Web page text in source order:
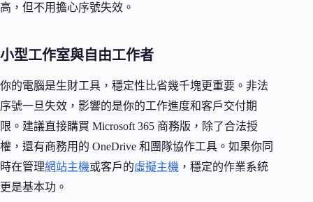
高，但不用擔心序號失效。
小型工作室與自由工作者
你的電腦是生財工具，穩定性比省幾千塊更重要。非法
序號一旦失效，影響的是你的工作進度和客戶交付期
限。建議直接購買 Microsoft 365 商務版，除了合法授
權，還有商務用的 OneDrive 和團隊協作工具。如果你同
時在管理網站主機或客戶的虛擬主機 ，穩定的作業系統
更是基本功。